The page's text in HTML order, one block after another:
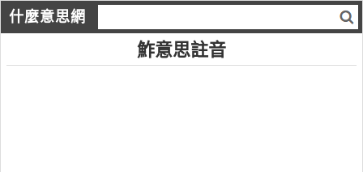
什麼意思網
鮓意思註音